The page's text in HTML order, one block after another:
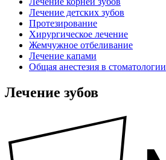
Лечение детских зубов
Протезирование
Хирургическое лечение
Жемчужное отбеливание
Лечение капами
Общая анестезия в стоматологии
Лечение зубов